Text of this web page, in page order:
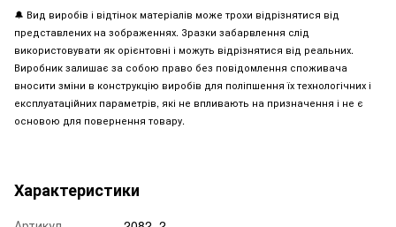
🔔 Вид виробів і відтінок матеріалів може трохи відрізнятися від
представлених на зображеннях. Зразки забарвлення слід
використовувати як орієнтовні і можуть відрізнятися від реальних.
Виробник залишає за собою право без повідомлення споживача
вносити зміни в конструкцію виробів для поліпшення їх технологічних і
експлуатаційних параметрів, які не впливають на призначення і не є
основою для повернення товару.
Характеристики